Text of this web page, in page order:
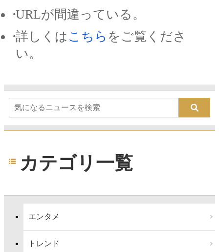
URLが間違っている。
詳しくは こちら をご覧くださ
い。
カテゴリ一覧
エンタメ
トレンド